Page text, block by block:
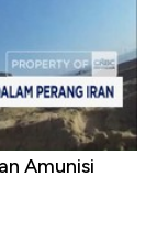
Amunisi